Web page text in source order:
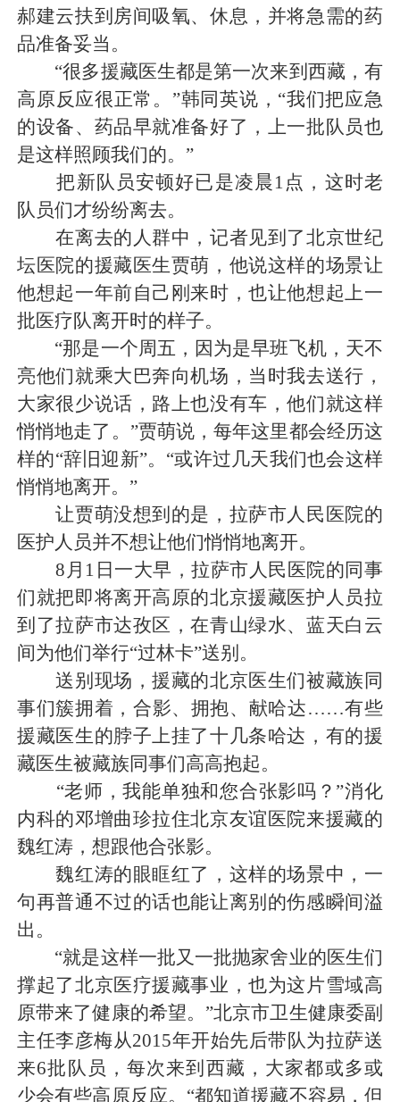
郝建云扶到房间吸氧、休息，并将急需的药
品准备妥当。
“很多援藏医生都是第一次来到西藏，有
高原反应很正常。”韩同英说，“我们把应急
的设备、药品早就准备好了，上一批队员也
是这样照顾我们的。”
把新队员安顿好已是凌晨1点，这时老
队员们才纷纷离去。
在离去的人群中，记者见到了北京世纪
坛医院的援藏医生贾萌，他说这样的场景让
他想起一年前自己刚来时，也让他想起上一
批医疗队离开时的样子。
“那是一个周五，因为是早班飞机，天不
亮他们就乘大巴奔向机场，当时我去送行，
大家很少说话，路上也没有车，他们就这样
悄悄地走了。”贾萌说，每年这里都会经历这
样的“辞旧迎新”。“或许过几天我们也会这样
悄悄地离开。”
让贾萌没想到的是，拉萨市人民医院的
医护人员并不想让他们悄悄地离开。
8月1日一大早，拉萨市人民医院的同事
们就把即将离开高原的北京援藏医护人员拉
到了拉萨市达孜区，在青山绿水、蓝天白云
间为他们举行“过林卡”送别。
送别现场，援藏的北京医生们被藏族同
事们簇拥着，合影、拥抱、献哈达……有些
援藏医生的脖子上挂了十几条哈达，有的援
藏医生被藏族同事们高高抱起。
“老师，我能单独和您合张影吗？”消化
内科的邓增曲珍拉住北京友谊医院来援藏的
魏红涛，想跟他合张影。
魏红涛的眼眶红了，这样的场景中，一
句再普通不过的话也能让离别的伤感瞬间溢
出。
“就是这样一批又一批抛家舍业的医生们
撑起了北京医疗援藏事业，也为这片雪域高
原带来了健康的希望。”北京市卫生健康委副
主任李彦梅从2015年开始先后带队为拉萨送
来6批队员，每次来到西藏，大家都或多或
少会有些高原反应。“都知道援藏不容易，但